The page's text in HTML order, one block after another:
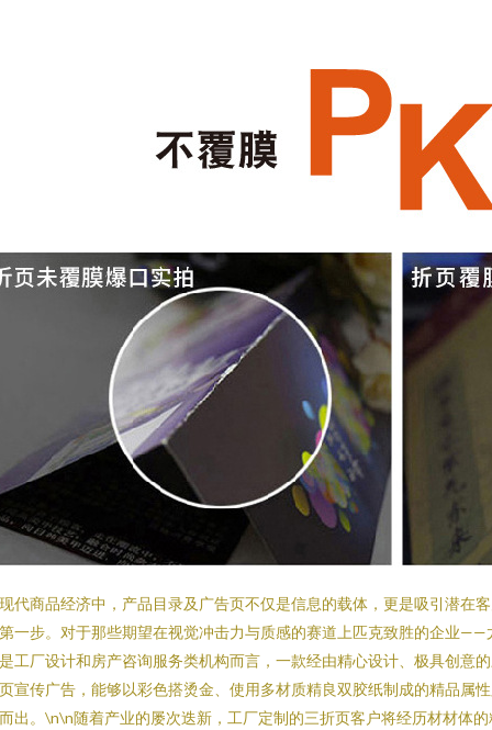
代商品经济中，产品目录及广告页不仅是信息的载体，更是吸引潜在
一步。对于那些期望在视觉冲击力与质感的赛道上匹克致胜的企业——
工厂设计和房产咨询服务类机构而言，一款经由精心设计、极具创意
宣传广告，能够以彩色搭烫金、使用多材质精良双胶纸制成的精品属
出。\n\n随着产业的屡次迭新，工厂定制的三折页客户将经历材材体的